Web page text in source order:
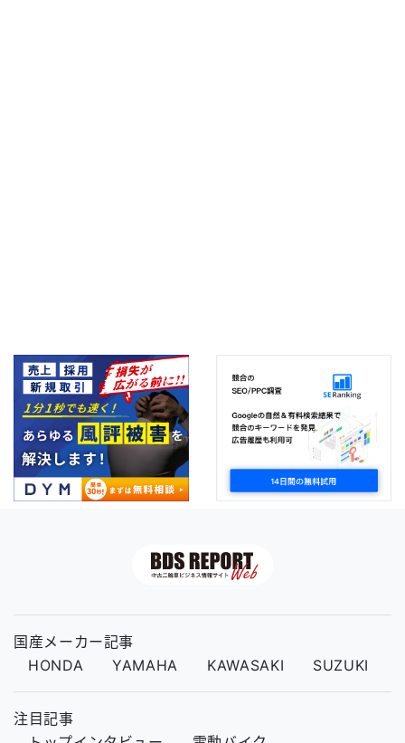
国産メーカー記事
HONDA
YAMAHA KAWASAKI SUZUKI
注目記事